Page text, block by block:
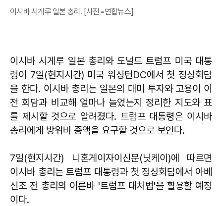
이시바 시게루 일본 총리. [사진=연합뉴스]
이시바 시게루 일본 총리와 도널드 트럼프 미국 대통
령이 7일(현지시간) 미국 워싱턴DC에서 첫 정상회담
을 한다. 이시바 총리는 일본의 대미 투자와 고용이 이
전 회담과 비교해 얼마나 늘었는지 정리한 지도와 표
를 제시할 것으로 알려졌다. 트럼프 대통령은 이시바
총리에게 방위비 증액을 요구할 것으로 보인다.
7일(현지시간) 니혼게이자이신문(닛케이)에 따르면
이시바 총리는 트럼프 대통령과 첫 정상회담에서 아베
신조 전 총리의 이른바 '트럼프 대처법'을 활용할 예정
이다.